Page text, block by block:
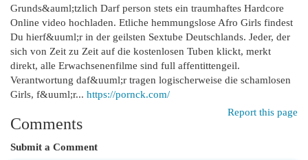
Grunds&auml;tzlich Darf person stets ein traumhaftes Hardcore
Online video hochladen. Etliche hemmungslose Afro Girls findest
Du hierf&uuml;r in der geilsten Sextube Deutschlands. Jeder, der
sich von Zeit zu Zeit auf die kostenlosen Tuben klickt, merkt
direkt, alle Erwachsenenfilme sind full affentittengeil.
Verantwortung daf&uuml;r tragen logischerweise die schamlosen
Girls, f&uuml;r... https://pornck.com/
Report this page
Comments
Submit a Comment